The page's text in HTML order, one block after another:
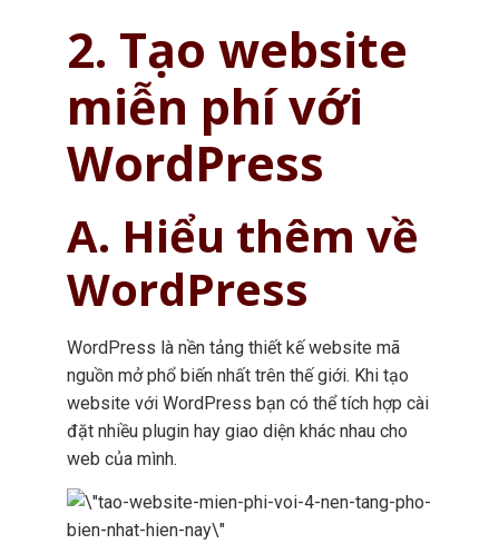
2. Tạo website
miễn phí với
WordPress
A. Hiểu thêm về
WordPress
WordPress là nền tảng thiết kế website mã
nguồn mở phổ biến nhất trên thế giới. Khi tạo
website với WordPress bạn có thể tích hợp cài
đặt nhiều plugin hay giao diện khác nhau cho
web của mình.